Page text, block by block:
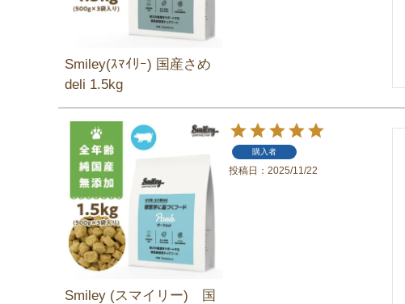
Smiley(ｽﾏｲﾘｰ) 国産さめ
deli 1.5kg
Smiley (スマイリー) 国
購入者
投稿日 2025/11/22